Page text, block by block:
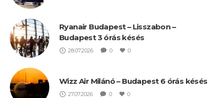
Ryanair Budapest – Lisszabon –
Budapest 3 órás késés
28.07.2026 0 0
Wizz Air Milánó – Budapest 6 órás késés
27.07.2026 0 0